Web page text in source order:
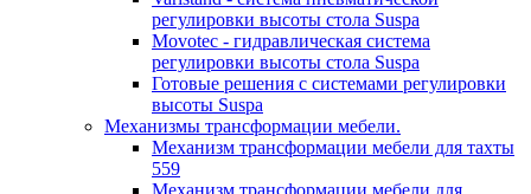
регулировки высоты стола Suspa
Movotec - гидравлическая система
регулировки высоты стола Suspa
Готовые решения с системами регулировки
высоты Suspa
Механизмы трансформации мебели.
Механизм трансформации мебели для тахты
559
Механизм трансформации мебели для